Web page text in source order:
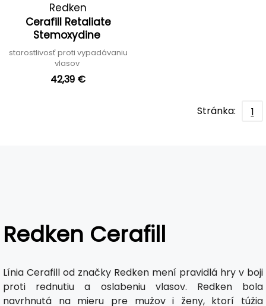
Redken
Cerafill Retaliate
Stemoxydine
starostlivosť proti vypadávaniu
vlasov
42,39 €
Stránka: 1
Redken Cerafill
Línia Cerafill od značky Redken mení pravidlá hry v boji
proti rednutiu a oslabeniu vlasov. Redken bola
navrhnutá na mieru pre mužov i ženy, ktorí túžia